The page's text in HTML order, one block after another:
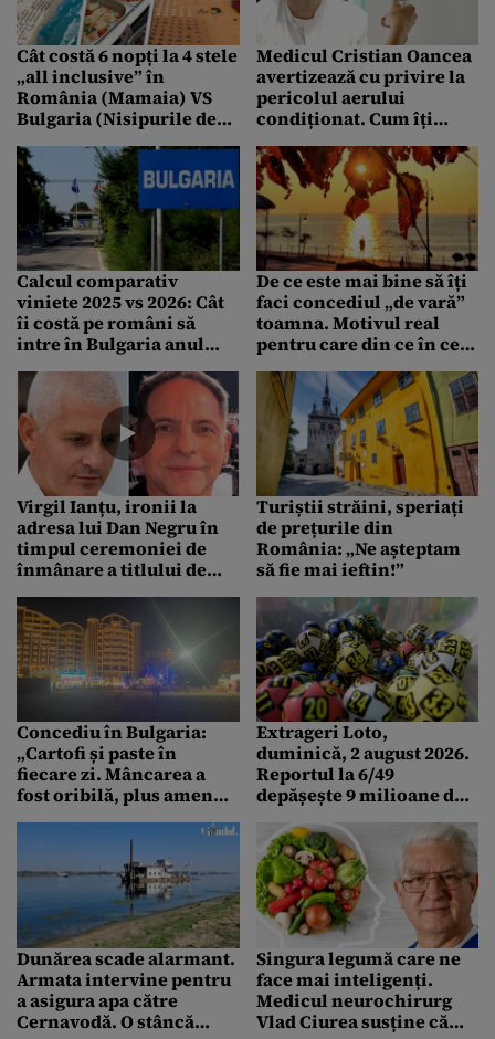
Cât costă 6 nopți la 4 stele
„all inclusive” în
România (Mamaia) VS
Bulgaria (Nisipurile de
ieftin, de fapt
Medicul Cristian Oancea
avertizează cu privire la
pericolul aerului
condiționat. Cum îți
Calcul comparativ
viniete 2025 vs 2026: Cât
îi costă pe români să
intre în Bulgaria anul
vecinilor la euro, față de
anul trecut
De ce este mai bine să îți
faci concediul „de vară”
toamna. Motivul real
pentru care din ce în ce
luna septembrie
Virgil Ianțu, ironii la
adresa lui Dan Negru în
timpul ceremoniei de
înmânare a titlului de
Timișoarei
Turiștii străini, speriați
de prețurile din
România: „Ne așteptam
să fie mai ieftin!”
Concediu în Bulgaria:
„Cartofi și paste în
fiecare zi. Mâncarea a
fost oribilă, plus amendă
Extrageri Loto,
duminică, 2 august 2026.
Reportul la 6/49
depășește 9 milioane de
Dunărea scade alarmant.
Armata intervine pentru
a asigura apa către
Cernavodă. O stâncă
Singura legumă care ne
face mai inteligenți.
Medicul neurochirurg
Vlad Ciurea susține că